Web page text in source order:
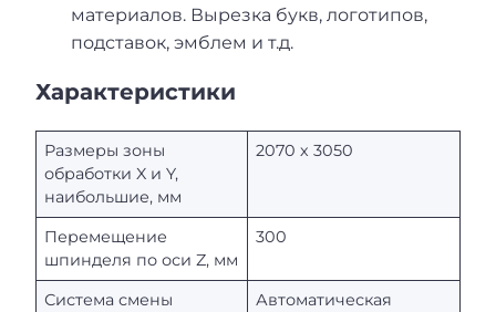
материалов. Вырезка букв, логотипов,
подставок, эмблем и т.д.
Характеристики
Размеры зоны
обработки X и Y,
наибольшие, мм
2070 х 3050
Перемещение
шпинделя по оси Z, мм
300
Система смены
Автоматическая